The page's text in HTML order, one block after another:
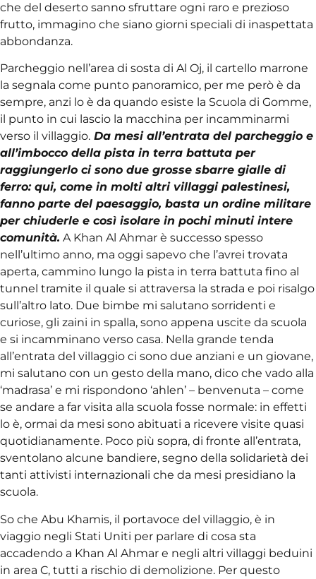
che del deserto sanno sfruttare ogni raro e prezioso
frutto, immagino che siano giorni speciali di inaspettata
abbondanza.
Parcheggio nell’area di sosta di Al Oj, il cartello marrone
la segnala come punto panoramico, per me però è da
sempre, anzi lo è da quando esiste la Scuola di Gomme,
il punto in cui lascio la macchina per incamminarmi
verso il villaggio. Da mesi all’entrata del parcheggio e
all’imbocco della pista in terra battuta per
raggiungerlo ci sono due grosse sbarre gialle di
ferro: qui, come in molti altri villaggi palestinesi,
fanno parte del paesaggio, basta un ordine militare
per chiuderle e così isolare in pochi minuti intere
comunità. A Khan Al Ahmar è successo spesso
nell’ultimo anno, ma oggi sapevo che l’avrei trovata
aperta, cammino lungo la pista in terra battuta fino al
tunnel tramite il quale si attraversa la strada e poi risalgo
sull’altro lato. Due bimbe mi salutano sorridenti e
curiose, gli zaini in spalla, sono appena uscite da scuola
e si incamminano verso casa. Nella grande tenda
all’entrata del villaggio ci sono due anziani e un giovane,
mi salutano con un gesto della mano, dico che vado alla
‘madrasa’ e mi rispondono ‘ahlen’ – benvenuta – come
se andare a far visita alla scuola fosse normale: in effetti
lo è, ormai da mesi sono abituati a ricevere visite quasi
quotidianamente. Poco più sopra, di fronte all’entrata,
sventolano alcune bandiere, segno della solidarietà dei
tanti attivisti internazionali che da mesi presidiano la
scuola.
So che Abu Khamis, il portavoce del villaggio, è in
viaggio negli Stati Uniti per parlare di cosa sta
accadendo a Khan Al Ahmar e negli altri villaggi beduini
in area C, tutti a rischio di demolizione. Per questo